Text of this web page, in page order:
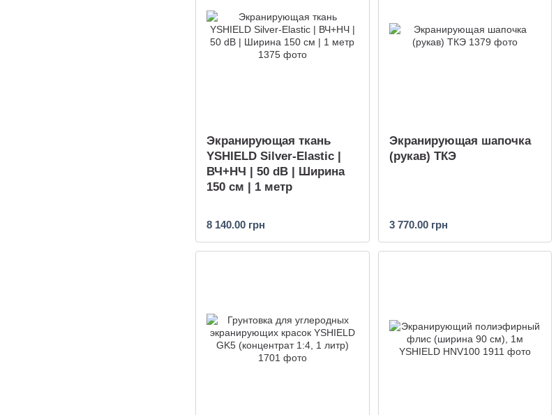
Экранирующая ткань
YSHIELD Silver-Elastic |
ВЧ+НЧ | 50 dB | Ширина
150 см | 1 метр
8 140.00 грн
Экранирующая шапочка
(рукав) ТКЭ
3 770.00 грн